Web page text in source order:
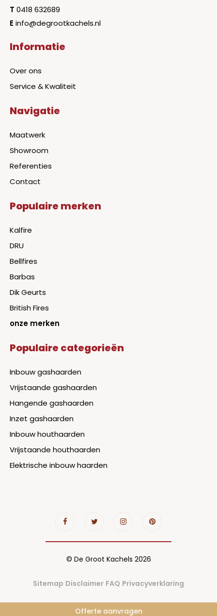
Offerte aanvragen
T 0418 632689
E info@degrootkachels.nl
Informatie
Over ons
Service & Kwaliteit
Navigatie
Maatwerk
Showroom
Referenties
Contact
Populaire merken
Kalfire
DRU
Bellfires
Barbas
Dik Geurts
British Fires
onze merken
Populaire categorieën
Inbouw gashaarden
Vrijstaande gashaarden
Hangende gashaarden
Inzet gashaarden
Inbouw houthaarden
Vrijstaande houthaarden
Elektrische inbouw haarden
© De Groot Kachels 2026
Sitemap Disclaimer FAQ Privacyverklaring